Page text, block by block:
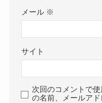
メール ※
サイト
次回のコメントで
の名前、メールアド